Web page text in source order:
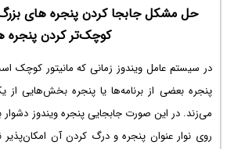
حل مشکل جابجا کردن پنجره های
کوچک‌تر کردن پنجره
در سیستم عامل ویندوز زمانی که مانیتور کوچک
پنجره بعضی از برنامه‌ها یا پنجره بخش‌هایی از
می‌زند. در این صورت جابجایی پنجره ویندوز
روی نوار عنوان پنجره و درگ کردن آن